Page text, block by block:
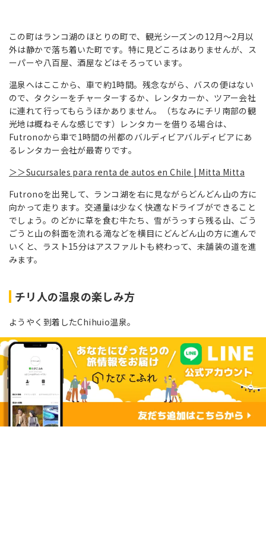
この町はランコ湖のほとりの町で、観光シーズンの12月～2月以
外は静かで落ち着いた町です。特に見どころはありませんが、ス
ーパーや八百屋、酒屋などはそろっています。
温泉へはここから、車で約1時間。残念ながら、バスの便はない
ので、タクシーをチャーターするか、レンタカーか、ツアー会社
に連れて行ってもらうほかありません。（ちなみにチリ南部の観
光地は概ねそんな感じです）レンタカーを借りる場合は、
Futronoから車で1時間の州都のバルディビアバルディビアにあ
るレンタカー会社が最寄りです。
＞＞Sucursales para renta de autos en Chile | Mitta Mitta
Futronoを出発して、ランコ湖を右に見ながらどんどん山の方に
向かって走ります。交通量は少なく快適なドライブができること
でしょう。のどかに草を食む牛たち、雪がうっすら残る山、ごう
ごうと山の斜面を流れる滝などを横目にどんどん山の方に進んで
いくと、ラスト15分はアスファルトも終わって、未舗装の道を進
みます。
チリ人の温泉の楽しみ方
ようやく到着したChihuio温泉。